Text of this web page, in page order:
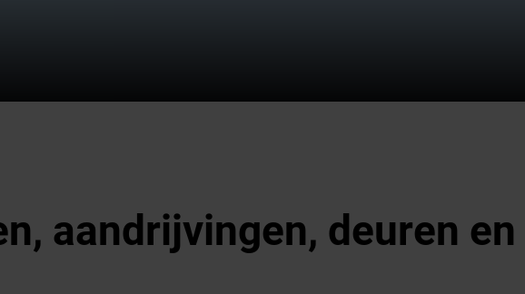
aandrijvingen, deuren